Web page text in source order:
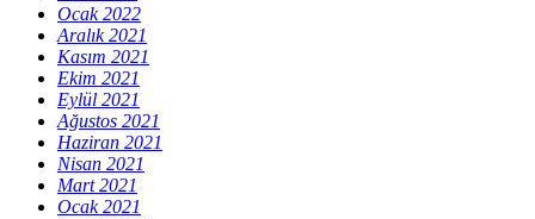
Ocak 2022
Aralık 2021
Kasım 2021
Ekim 2021
Eylül 2021
Ağustos 2021
Haziran 2021
Nisan 2021
Mart 2021
Ocak 2021